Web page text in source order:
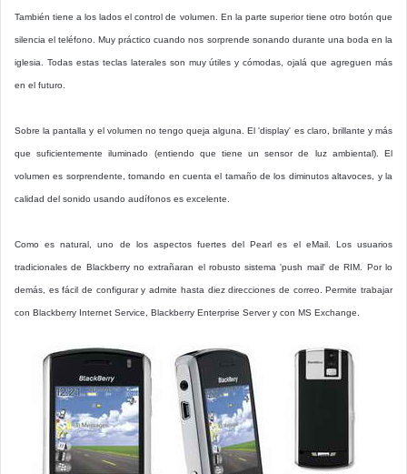
También tiene a los lados el control de volumen. En la parte superior tiene otro botón que
silencia el teléfono. Muy práctico cuando nos sorprende sonando durante una boda en la
iglesia. Todas estas teclas laterales son muy útiles y cómodas, ojalá que agreguen más
en el futuro.
Sobre la pantalla y el volumen no tengo queja alguna. El 'display' es claro, brillante y más
que suficientemente iluminado (entiendo que tiene un sensor de luz ambiental). El
volumen es sorprendente, tomando en cuenta el tamaño de los diminutos altavoces, y la
calidad del sonido usando audífonos es excelente.
Como es natural, uno de los aspectos fuertes del Pearl es el eMail. Los usuarios
tradicionales de Blackberry no extrañaran el robusto sistema 'push mail' de RIM. Por lo
demás, es fácil de configurar y admite hasta diez direcciones de correo. Permite trabajar
con Blackberry Internet Service, Blackberry Enterprise Server y con MS Exchange.